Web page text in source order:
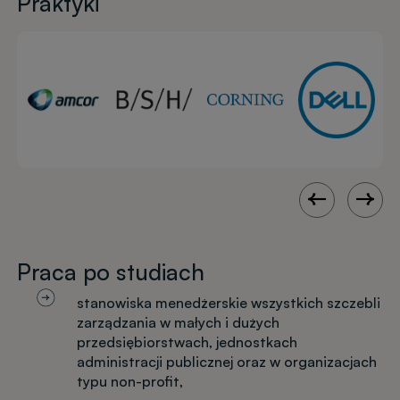
Praca po studiach
stanowiska menedżerskie wszystkich szczebli
zarządzania w małych i dużych
przedsiębiorstwach, jednostkach
administracji publicznej oraz w organizacjach
typu non-profit,